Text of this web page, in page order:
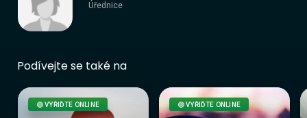
Úřednice
Podívejte se také na
🟢 VYŘIĎTE ONLINE 🟢 VYŘIĎTE ONLINE